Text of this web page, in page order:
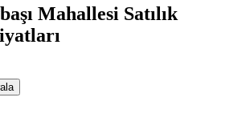
Mahallesi Satılık